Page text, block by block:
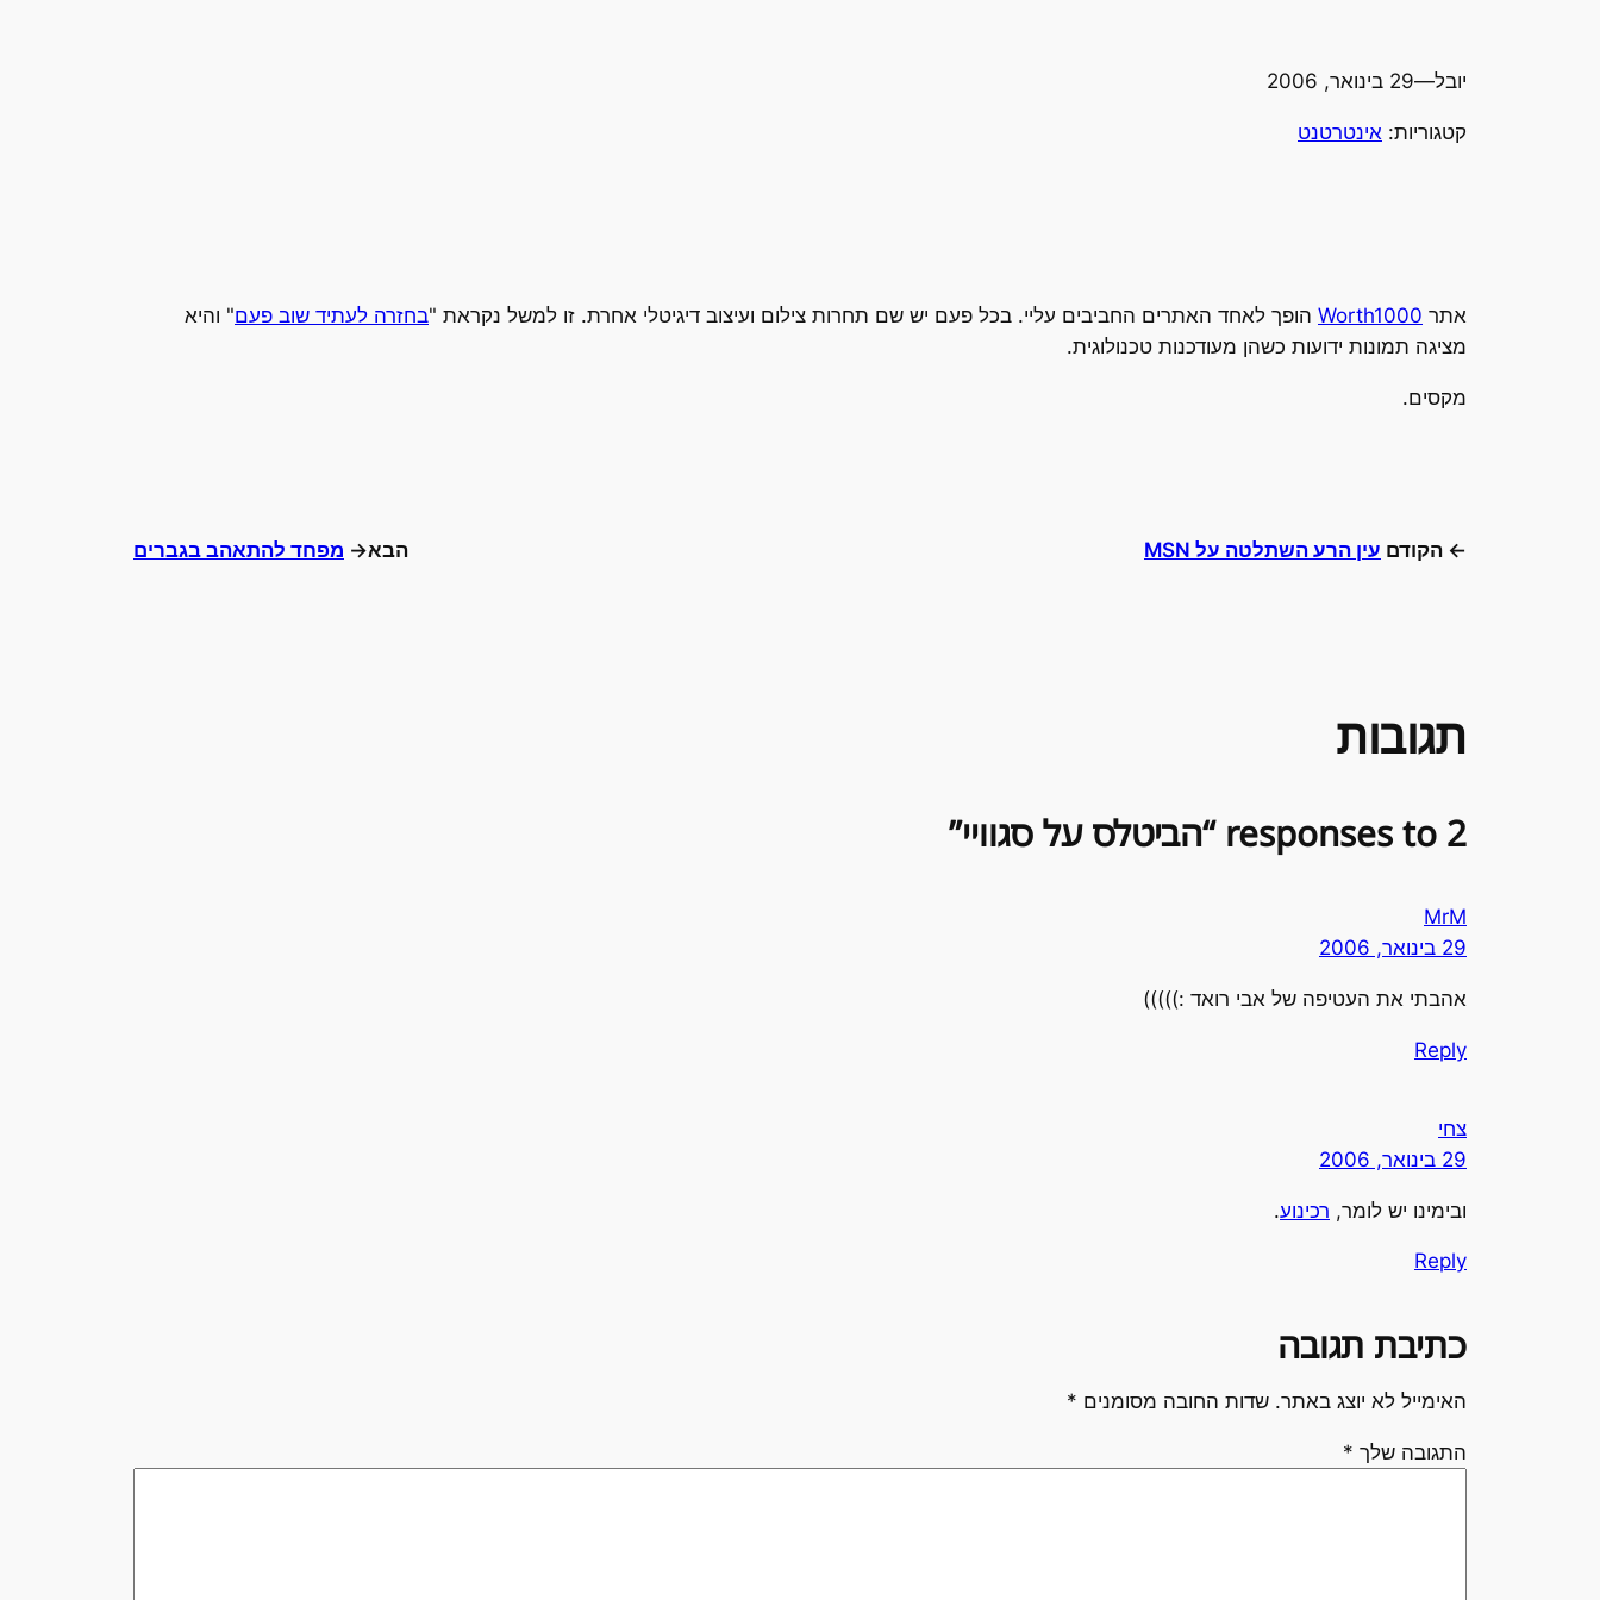
יובל—29 בינואר, 2006
קטגוריות: אינטרטנט
אתר Worth1000 הופך לאחד האתרים החביבים עליי. בכל פעם יש שם תחרות צילום ועיצוב דיגיטלי אחרת. זו למשל נקראת "בחזרה לעתיד שוב פעם" והיא
מציגה תמונות ידועות כשהן מעודכנות טכנולוגית.
מקסים.
← הקודם עין הרע השתלטה על MSN הבא→ מפחד להתאהב בגברים
תגובות
2 responses to “הביטלס על סגוויי”
MrM
29 בינואר, 2006
אהבתי את העטיפה של אבי רואד :)))))
Reply
צחי
29 בינואר, 2006
ובימינו יש לומר, רכינוע.
Reply
כתיבת תגובה
האימייל לא יוצג באתר. שדות החובה מסומנים *
התגובה שלך *